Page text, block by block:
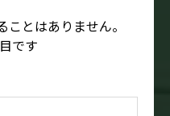
とはありません。
です